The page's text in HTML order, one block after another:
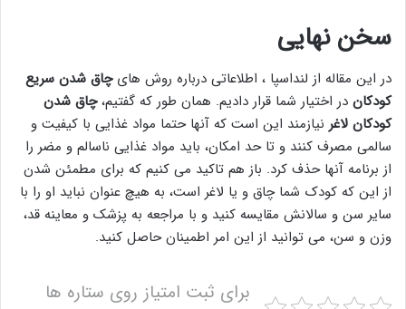
سخن نهایی
در این مقاله از لنداسپا ، اطلاعاتی درباره روش هایچاق شدن سریع
کودکان در اختیار شما قرار دادیم. همان طور که گفتیم،چاق شدن
کودکان لاغر نیازمند این است که آنها حتما مواد غذایی با کیفیت و
سالمی مصرف کنند و تا حد امکان، باید مواد غذایی ناسالم و مضر را
از برنامه آنها حذف کرد. باز هم تاکید می کنیم که برای مطمئن شدن
از این که کودک شما چاق و یا لاغر است، به هیچ عنوان نباید او را با
سایر سن و سالانش مقایسه کنید و با مراجعه به پزشک و معاینه قد،
وزن و سن، می توانید از این امر اطمینان حاصل کنید.
برای ثبت امتیاز روی ستاره ها